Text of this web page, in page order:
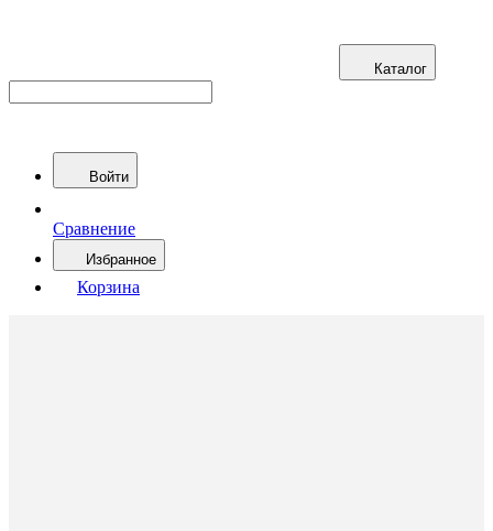
Каталог
Войти
Сравнение
Избранное
Корзина